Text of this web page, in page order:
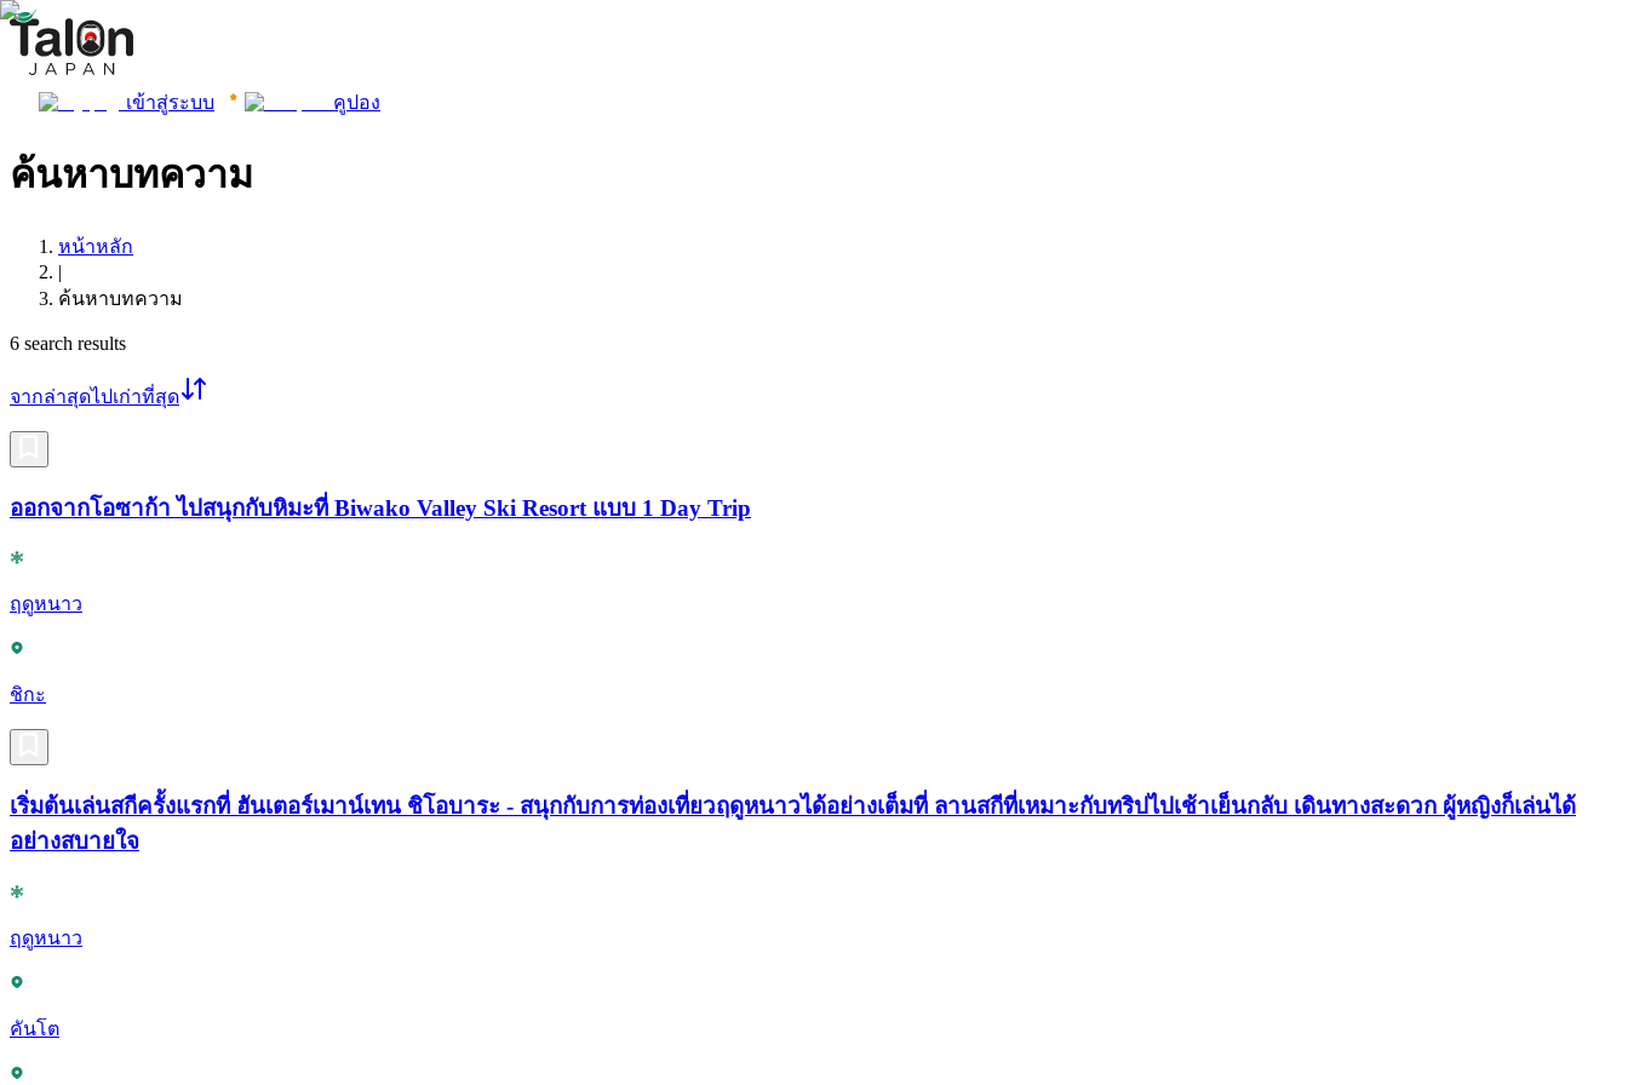
เข้าสู่ระบบ คูปอง
ค้นหาบทความ
หน้าหลัก
|
ค้นหาบทความ
6 search results
จากล่าสุดไปเก่าที่สุด
ออกจากโอซาก้า ไปสนุกกับหิมะที่ Biwako Valley Ski Resort แบบ 1 Day Trip
ฤดูหนาว
ชิกะ
เริ่มต้นเล่นสกีครั้งแรกที่ ฮันเตอร์เมาน์เทน ชิโอบาระ - สนุกกับการท่องเที่ยวฤดูหนาวได้อย่างเต็มที่ ลานสกีที่เหมาะกับทริปไปเช้าเย็นกลับ เดินทางสะดวก ผู้หญิงก็เล่นได้
อย่างสบายใจ
ฤดูหนาว
คันโต